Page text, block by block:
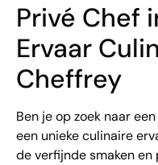
Privé Chef
Ervaar
Cheffrey
Ben je op zoek naar een
een unieke culinaire
de verfijnde smaken